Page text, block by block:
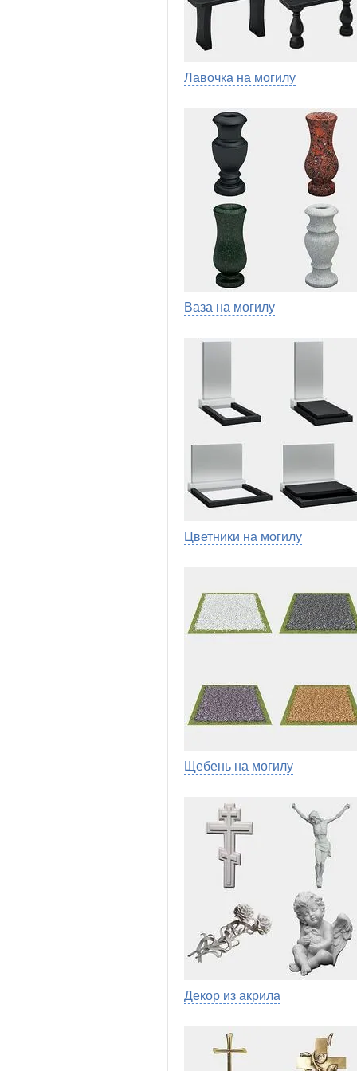
Лавочка на могилу
Ваза на могилу
Цветники на могилу
Щебень на могилу
Декор из акрила